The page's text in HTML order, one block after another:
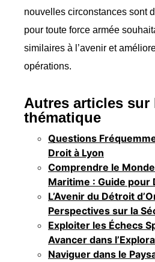
nouvelles circonstances sont
pour toute force armée
similaires à l’avenir et
opérations.
Autres articles sur
thématique
Questions
Droit à Lyon
Comprendre le
Maritime : Guide pour
L’Avenir du Détroit
Perspectives sur la
Exploiter les Échecs
Avancer dans
Naviguer dans le